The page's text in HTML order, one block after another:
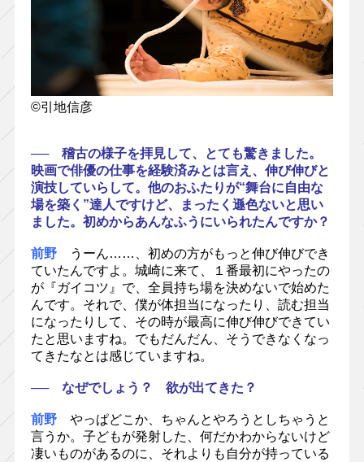
©引地信彦
── 稽古の様子を拝見して、とても驚きました。
映画で俳優の仕事を経験済みとは言え、伸び伸びと
演技していらして。他のおふたりが“舞台に自由な
場を築く”達人ですけど、まったく遜色ないと思い
ました。初めからあんなふうにいられたんですか？
前野うーん……、初めの方がもっと伸び伸びでき
ていたんですよ。城崎に来て、１番最初にやったの
が『ガイコツ』で、全員持ち場を決めないで始めた
んです。それで、僕が体担当になったり、読む担当
になったりして、その時が最高に伸び伸びできてい
たと思いますね。でもだんだん、そうできなくなっ
てきたなとは感じていますね。
── なぜでしょう？ 欲が出てきた？
前野やっぱどこか、ちゃんとやろうとしちゃうと
言うか。子どもが発射した、何だかわからないけど
凄いものがあるのに、それよりも自分が持っている